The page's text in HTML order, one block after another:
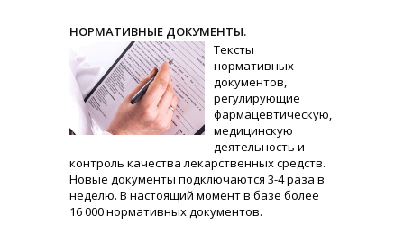
НОРМАТИВНЫЕ ДОКУМЕНТЫ.
Тексты
нормативных
документов,
регулирующие
фармацевтическую,
медицинскую
деятельность и
контроль качества лекарственных средств.
Новые документы подключаются 3-4 раза в
неделю. В настоящий момент в базе более
16 000 нормативных документов.